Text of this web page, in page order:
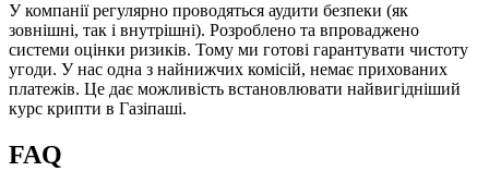
У компанії регулярно проводяться аудити безпеки (як
зовнішні, так і внутрішні). Розроблено та впроваджено
системи оцінки ризиків. Тому ми готові гарантувати чистоту
угоди. У нас одна з найнижчих комісій, немає прихованих
платежів. Це дає можливість встановлювати найвигідніший
курс крипти в Газіпаші.
FAQ